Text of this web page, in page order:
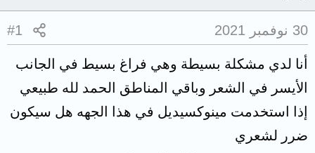
30 نوفمبر 2021 #1
أنا لدي مشكلة بسيطة وهي فراغ بسيط في الجانب
الأيسر في الشعر وباقي المناطق الحمد لله طبيعي
إذا استخدمت مينوكسيديل في هذا الجهه هل سيكون
ضرر لشعري